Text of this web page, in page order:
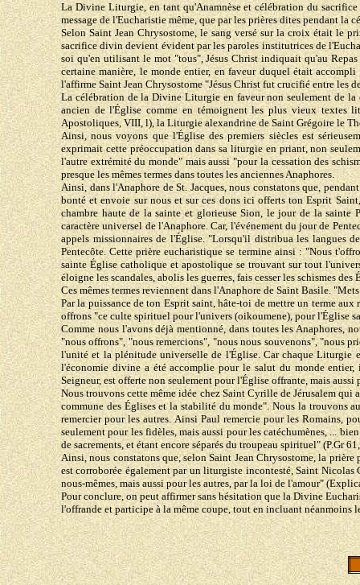
La Divine Liturgie, en tant qu'Anamnèse et célébration du
message de l'Eucharistie même, que par les prières dites pendant la
Selon Saint Jean Chrysostome, le sang versé sur la croix était le
sacrifice divin devient évident par les paroles institutrices de
soi qu'en utilisant le mot "tous", Jésus Christ indiquait qu'au
certaine manière, le monde entier, en faveur duquel était
l'affirme Saint Jean Chrysostome "Jésus Christ fut crucifié entre les
La célébration de la Divine Liturgie en faveur non seulement de
ancien de l'Église comme en témoignent les plus vieux textes
Apostoliques, VIII, l), la Liturgie alexandrine de Saint Grégoire le
Ainsi, nous voyons que l'Église des premiers siècles est
exprimait cette préoccupation dans sa liturgie en priant, non
l'autre extrémité du monde" mais aussi "pour la cessation des
presque les mêmes termes dans toutes les anciennes Anaphores.
Ainsi, dans l'Anaphore de St. Jacques, nous constatons que,
bonté et envoie sur nous et sur ces dons ici offerts ton Esprit
chambre haute de la sainte et glorieuse Sion, le jour de la sainte
caractère universel de l'Anaphore. Car, l'événement du jour de
appels missionnaires de l'Église. "Lorsqu'il distribua les langues
Pentecôte. Cette prière eucharistique se termine ainsi : "Nous
sainte Église catholique et apostolique se trouvant sur tout
éloigne les scandales, abolis les guerres, fais cesser les schismes
Ces mêmes termes reviennent dans l'Anaphore de Saint Basile.
Par la puissance de ton Esprit saint, hâte-toi de mettre un terme
offrons "ce culte spirituel pour l'univers (oikoumene), pour l'Église
Comme nous l'avons déjà mentionné, dans toutes les Anaphores,
"nous offrons", "nous remercions", "nous nous souvenons", "nous
l'unité et la plénitude universelle de l'Église. Car chaque Liturgie
l'économie divine a été accomplie pour le salut du monde
Seigneur, est offerte non seulement pour l'Église offrante, mais
Nous trouvons cette même idée chez Saint Cyrille de Jérusalem
commune des Églises et la stabilité du monde". Nous la trouvons
remercier pour les autres. Ainsi Paul remercie pour les Romains,
seulement pour les fidèles, mais aussi pour les catéchumènes, ...
de sacrements, et étant encore séparés du troupeau spirituel" (P.Gr
Ainsi, nous constatons que, selon Saint Jean Chrysostome, la
est corroborée également par un liturgiste incontesté, Saint
nous-mêmes, mais aussi pour les autres, par la loi de l'amour"
Pour conclure, on peut affirmer sans hésitation que la Divine
l'offrande et participe à la même coupe, tout en incluant néanmoins